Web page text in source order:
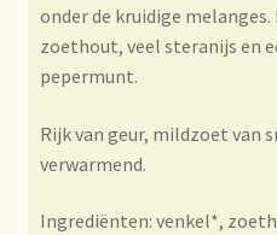
Certificats biologiques
Commande et délai de livraison
Condiciones generales
Conditions générales
onder de kruidige
zoethout, veel steranijs en
pepermunt.
Rijk van geur, mildzoet van
verwarmend.
Ingrediënten: venkel*,